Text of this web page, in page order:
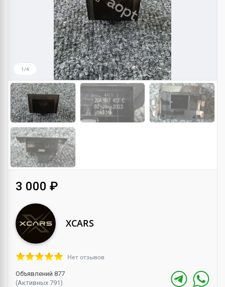
1/4
3 000 ₽
XCARS
Нет отзывов
Объявлений 877
(Активных 791)